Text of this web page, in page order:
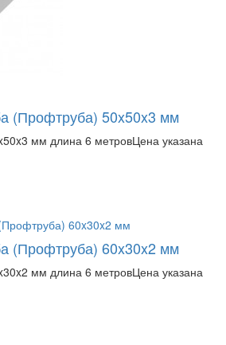
(Профтруба) 50x50x3 мм
мм длина 6 метровЦена указана
(Профтруба) 60x30x2 мм
мм длина 6 метровЦена указана